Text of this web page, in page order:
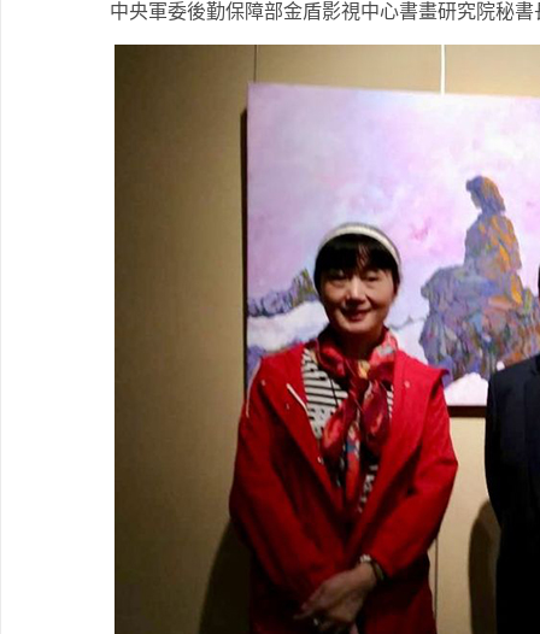
中央軍委後勤保障部金盾影視中心書畫研究院秘